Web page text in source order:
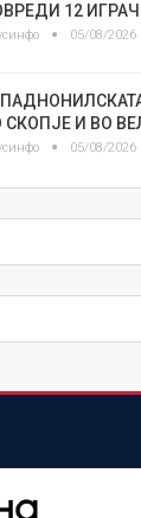
12
05/08/2026
СКОПЈЕ И ВО
05/08/2026